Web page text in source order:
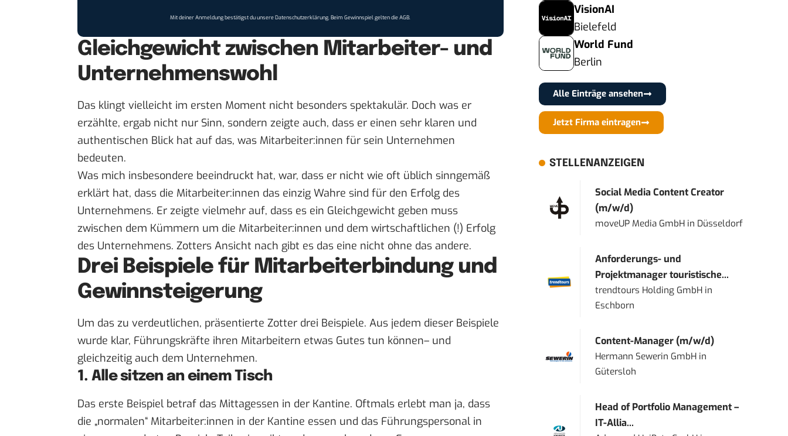
Mit deiner Anmeldung bestätigst du unsereDatenschutzerklärung. Beim Gewinnspiel gelten dieAGB.
Gleichgewicht zwischen Mitarbeiter- und
Unternehmenswohl
Das klingt vielleicht im ersten Moment nicht besonders spektakulär. Doch was er
erzählte, ergab nicht nur Sinn, sondern zeigte auch, dass er einen sehr klaren und
authentischen Blick hat auf das, was Mitarbeiter:innen für sein Unternehmen
bedeuten.
Was mich insbesondere beeindruckt hat, war, dass er nicht wie oft üblich sinngemäß
erklärt hat, dass die Mitarbeiter:innen das einzig Wahre sind für den Erfolg des
Unternehmens. Er zeigte vielmehr auf, dass es ein Gleichgewicht geben muss
zwischen dem Kümmern um die Mitarbeiter:innen und dem wirtschaftlichen (!) Erfolg
des Unternehmens. Zotters Ansicht nach gibt es das eine nicht ohne das andere.
Drei Beispiele für Mitarbeiterbindung und
Gewinnsteigerung
Um das zu verdeutlichen, präsentierte Zotter drei Beispiele. Aus jedem dieser Beispiele
wurde klar, Führungskräfte ihren Mitarbeitern etwas Gutes tun können– und
gleichzeitig auch dem Unternehmen.
1. Alle sitzen an einem Tisch
Das erste Beispiel betraf das Mittagessen in der Kantine. Oftmals erlebt man ja, dass
die „normalen“ Mitarbeiter:innen in der Kantine essen und das Führungspersonal in
VisionAI
Bielefeld
World Fund
Berlin
Alle Einträge ansehen
Jetzt Firma eintragen
STELLENANZEIGEN
Social Media Content Creator
(m/w/d)
moveUP Media GmbH in Düsseldorf
Anforderungs- und
Projektmanager touristische...
trendtours Holding GmbH in
Eschborn
Content-Manager (m/w/d)
Hermann Sewerin GmbH in
Gütersloh
Head of Portfolio Management –
IT-Allia...